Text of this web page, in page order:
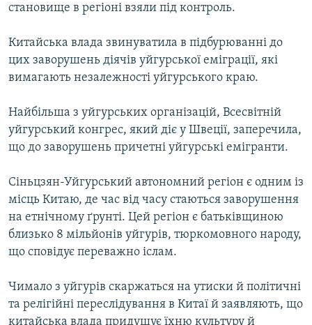
становище в регіоні взяли під контроль.
Китайська влада звинуватила в підбурюванні до
цих заворушень діячів уйгурської еміграції, які
вимагають незалежності уйгурського краю.
Найбільша з уйгурських організацій, Всесвітній
уйгурський конгрес, який діє у Швеції, заперечила,
що до заворушень причетні уйгурські емігранти.
Сіньцзян-Уйгурський автономний регіон є одним із
місць Китаю, де час від часу стаються заворушення
на етнічному ґрунті. Цей регіон є батьківщиною
близько 8 мільйонів уйгурів, тюркомовного народу,
що сповідує переважно іслам.
Чимало з уйгурів скаржаться на утиски й політичні
та релігійні переслідування в Китаї й заявляють, що
китайська влада придушує їхню культуру й